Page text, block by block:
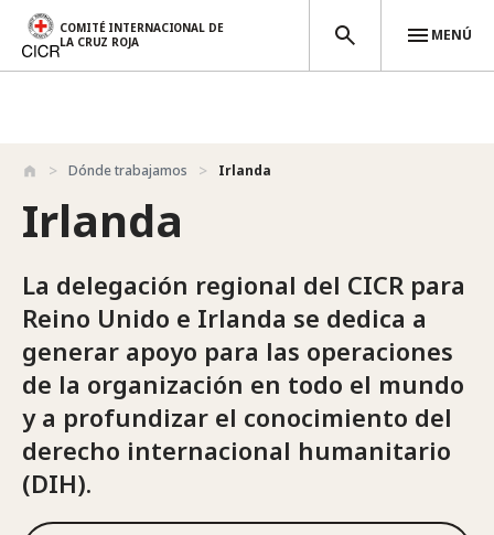
Pasar al contenido principal
COMITÉ INTERNACIONAL DE
LA CRUZ ROJA
MENÚ
Dónde trabajamos Irlanda
Irlanda
La delegación regional del CICR para
Reino Unido e Irlanda se dedica a
generar apoyo para las operaciones
de la organización en todo el mundo
y a profundizar el conocimiento del
derecho internacional humanitario
(DIH).